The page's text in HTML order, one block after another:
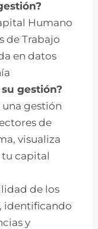
Humano
de Trabajo
en datos
gestión?
una gestión
de
visualiza
tu capital
de los
identificando
y